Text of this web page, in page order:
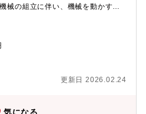
械の組立に伴い、機械を動かすた
社の特徴：同社は2001年7月当初、
地上デジタルテレビ放送を見据え
システム制御からスタートし、現
療など、さまざまな分野のソフト
子基板の開発に携わりました。■同
挿入を行う生産性や、同社の画像
更新日 2026.02.24